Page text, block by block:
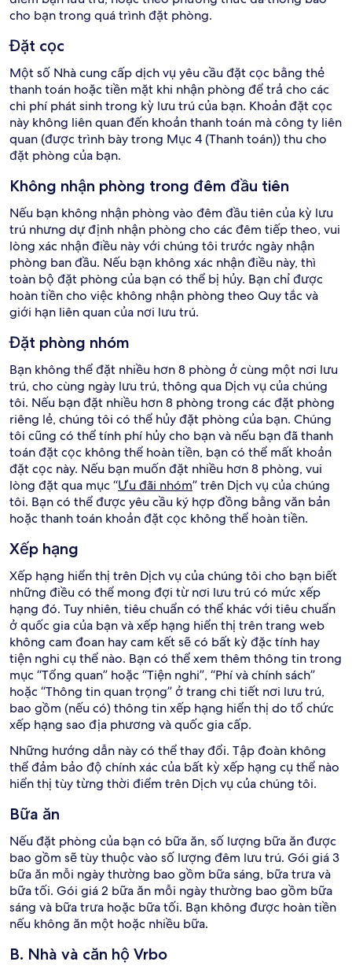
cho bạn trong quá trình đặt phòng.
Đặt cọc
Một số Nhà cung cấp dịch vụ yêu cầu đặt cọc bằng thẻ
thanh toán hoặc tiền mặt khi nhận phòng để trả cho các
chi phí phát sinh trong kỳ lưu trú của bạn. Khoản đặt cọc
này không liên quan đến khoản thanh toán mà công ty liên
quan (được trình bày trong Mục 4 (Thanh toán)) thu cho
đặt phòng của bạn.
Không nhận phòng trong đêm đầu tiên
Nếu bạn không nhận phòng vào đêm đầu tiên của kỳ lưu
trú nhưng dự định nhận phòng cho các đêm tiếp theo, vui
lòng xác nhận điều này với chúng tôi trước ngày nhận
phòng ban đầu. Nếu bạn không xác nhận điều này, thì
toàn bộ đặt phòng của bạn có thể bị hủy. Bạn chỉ được
hoàn tiền cho việc không nhận phòng theo Quy tắc và
giới hạn liên quan của nơi lưu trú.
Đặt phòng nhóm
Bạn không thể đặt nhiều hơn 8 phòng ở cùng một nơi lưu
trú, cho cùng ngày lưu trú, thông qua Dịch vụ của chúng
tôi. Nếu bạn đặt nhiều hơn 8 phòng trong các đặt phòng
riêng lẻ, chúng tôi có thể hủy đặt phòng của bạn. Chúng
tôi cũng có thể tính phí hủy cho bạn và nếu bạn đã thanh
toán đặt cọc không thể hoàn tiền, bạn có thể mất khoản
đặt cọc này. Nếu bạn muốn đặt nhiều hơn 8 phòng, vui
lòng đặt qua mục “Ưu đãi nhóm” trên Dịch vụ của chúng
tôi. Bạn có thể được yêu cầu ký hợp đồng bằng văn bản
hoặc thanh toán khoản đặt cọc không thể hoàn tiền.
Xếp hạng
Xếp hạng hiển thị trên Dịch vụ của chúng tôi cho bạn biết
những điều có thể mong đợi từ nơi lưu trú có mức xếp
hạng đó. Tuy nhiên, tiêu chuẩn có thể khác với tiêu chuẩn
ở quốc gia của bạn và xếp hạng hiển thị trên trang web
không cam đoan hay cam kết sẽ có bất kỳ đặc tính hay
tiện nghi cụ thể nào. Bạn có thể xem thêm thông tin trong
mục “Tổng quan” hoặc “Tiện nghi”, “Phí và chính sách”
hoặc “Thông tin quan trọng” ở trang chi tiết nơi lưu trú,
bao gồm (nếu có) thông tin xếp hạng hiển thị do tổ chức
xếp hạng sao địa phương và quốc gia cấp.
Những hướng dẫn này có thể thay đổi. Tập đoàn không
thể đảm bảo độ chính xác của bất kỳ xếp hạng cụ thể nào
hiển thị tùy từng thời điểm trên Dịch vụ của chúng tôi.
Bữa ăn
Nếu đặt phòng của bạn có bữa ăn, số lượng bữa ăn được
bao gồm sẽ tùy thuộc vào số lượng đêm lưu trú. Gói giá 3
bữa ăn mỗi ngày thường bao gồm bữa sáng, bữa trưa và
bữa tối. Gói giá 2 bữa ăn mỗi ngày thường bao gồm bữa
sáng và bữa trưa hoặc bữa tối. Bạn không được hoàn tiền
nếu không ăn một hoặc nhiều bữa.
B. Nhà và căn hộ Vrbo